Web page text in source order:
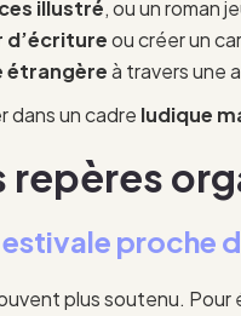
illustré, ou un roman
d’écritureou créer un
étrangèreà travers une
dans un cadre ludique
repères
proche
plus soutenu.